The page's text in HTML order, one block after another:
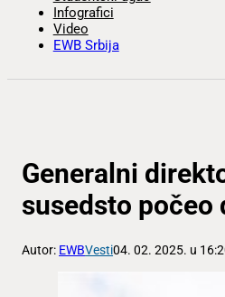
Infografici
Video
EWB Srbija
Generalni
susedsto počeo
Autor: EWBVesti04. 02. 2025. u